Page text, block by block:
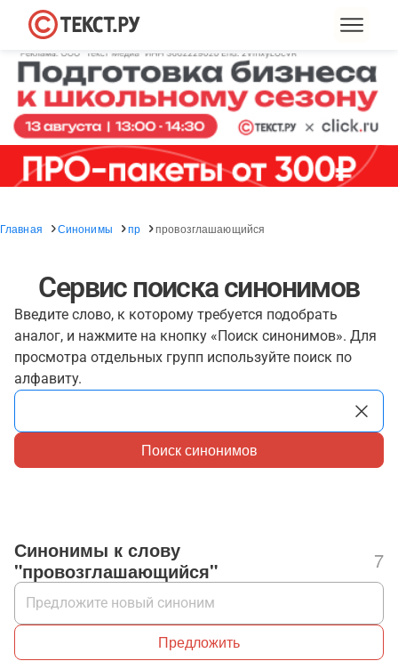
Главная Синонимы пр провозглашающийся
Сервис поиска синонимов
Введите слово, к которому требуется подобрать
аналог, и нажмите на кнопку «Поиск синонимов». Для
просмотра отдельных групп используйте поиск по
алфавиту.
Поиск синонимов
Синонимы к слову
"провозглашающийся"
7
Предложить